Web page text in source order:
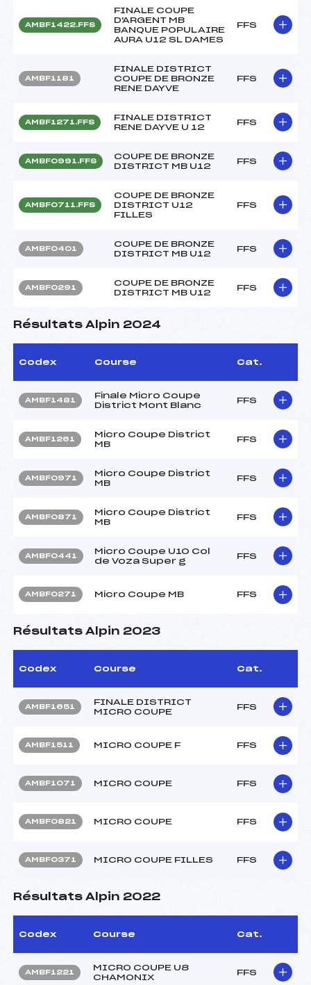
AMBF1422.FFS
FINALE COUPE
D'ARGENT MB
BANQUE POPULAIRE
AURA U12 SL DAMES
FFS
AMBF1181
FINALE DISTRICT
COUPE DE BRONZE
RENE DAYVE
FFS
AMBF1271.FFS
FINALE DISTRICT
RENE DAYVE U 12
FFS
AMBF0991.FFS
COUPE DE BRONZE
DISTRICT MB U12
FFS
AMBF0711.FFS
COUPE DE BRONZE
DISTRICT U12
FILLES
FFS
AMBF0401
COUPE DE BRONZE
DISTRICT MB U12
FFS
AMBF0291
COUPE DE BRONZE
DISTRICT MB U12
FFS
Résultats Alpin 2024
Codex Course Cat.
AMBF1481
Finale Micro Coupe
District Mont Blanc
FFS
AMBF1261
Micro Coupe District
MB
FFS
AMBF0971
Micro Coupe District
MB
FFS
AMBF0871
Micro Coupe District
MB
FFS
AMBF0441
Micro Coupe U10 Col
de Voza Super g
FFS
AMBF0271 Micro Coupe MB FFS
Résultats Alpin 2023
Codex Course Cat.
AMBF1651
FINALE DISTRICT
MICRO COUPE
FFS
AMBF1511 MICRO COUPE F FFS
AMBF1071 MICRO COUPE FFS
AMBF0821 MICRO COUPE FFS
AMBF0371 MICRO COUPE FILLES FFS
Résultats Alpin 2022
Codex Course Cat.
AMBF1221
MICRO COUPE U8
CHAMONIX
FFS